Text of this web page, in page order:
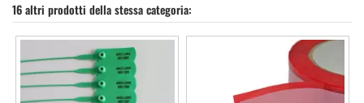
16 altri prodotti della stessa categoria: